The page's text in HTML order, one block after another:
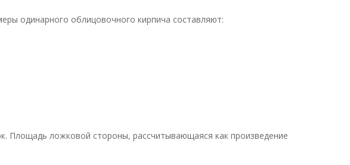
одинарного облицовочного кирпича составляют:
Площадь ложковой стороны, рассчитывающаяся как произведение